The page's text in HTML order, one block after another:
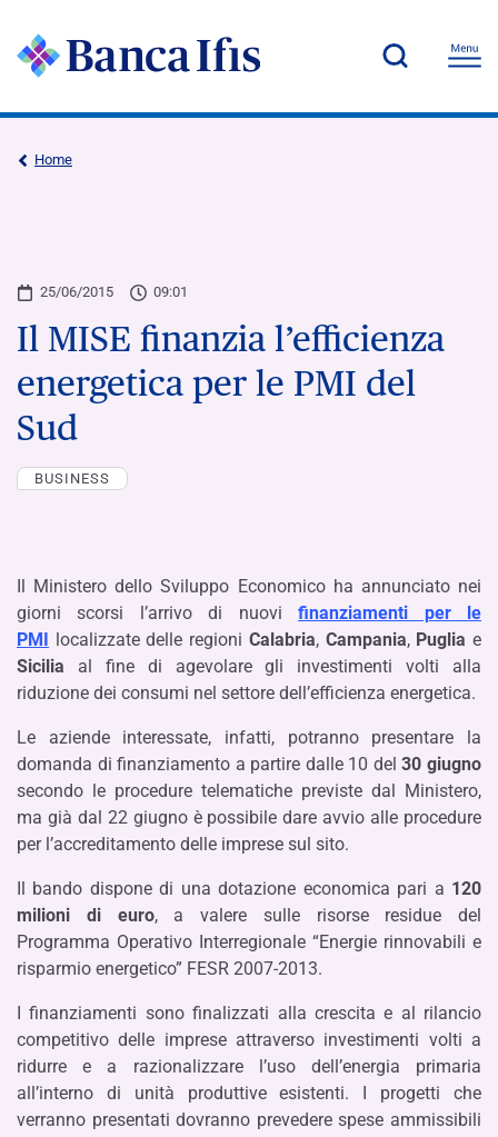
Home
25/06/2015 09:01
Il MISE finanzia l’efficienza
energetica per le PMI del
Sud
BUSINESS
Il Ministero dello Sviluppo Economico ha annunciato nei
giorni scorsi l’arrivo di nuovifinanziamenti per le
PMI localizzate delle regioni Calabria, Campania, Puglia e
Sicilia al fine di agevolare gli investimenti volti alla
riduzione dei consumi nel settore dell’efficienza energetica.
Le aziende interessate, infatti, potranno presentare la
domanda di finanziamento a partire dalle 10 del30 giugno
secondo le procedure telematiche previste dal Ministero,
ma già dal 22 giugno è possibile dare avvio alle procedure
per l’accreditamento delle imprese sul sito.
Il bando dispone di una dotazione economica pari a 120
milioni di euro, a valere sulle risorse residue del
Programma Operativo Interregionale “Energie rinnovabili e
risparmio energetico” FESR 2007-2013.
I finanziamenti sono finalizzati alla crescita e al rilancio
competitivo delle imprese attraverso investimenti volti a
ridurre e a razionalizzare l’uso dell’energia primaria
all’interno di unità produttive esistenti. I progetti che
verranno presentati dovranno prevedere spese ammissibili